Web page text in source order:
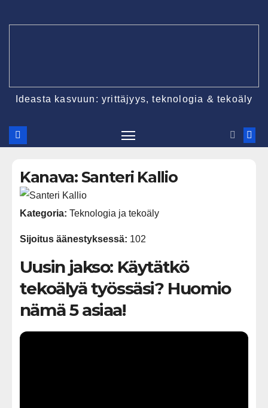
Ideasta kasvuun: yrittäjyys, teknologia & tekoäly
Kanava: Santeri Kallio
Kategoria: Teknologia ja tekoäly
Sijoitus äänestyksessä: 102
Uusin jakso: Käytätkö
tekoälyä työssäsi? Huomio
nämä 5 asiaa!